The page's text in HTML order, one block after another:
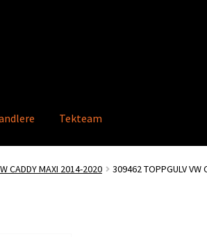
Tekteam
Ordre
CADDY MAXI 2014-2020 309462 TOPPGULV VW